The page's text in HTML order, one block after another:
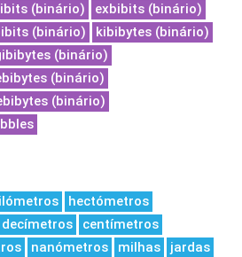
(binário)
exbibits (binário)
(binário)
kibibytes (binário)
(binário)
(binário)
(binário)
hectómetros
decímetros
centímetros
nanómetros milhas
jardas